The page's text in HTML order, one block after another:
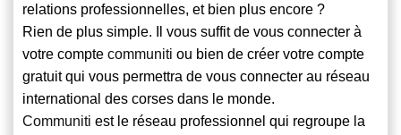
relations professionnelles, et bien plus encore ?
Rien de plus simple. Il vous suffit de vous connecter à
votre compte communiti ou bien de créer votre compte
gratuit qui vous permettra de vous connecter au réseau
international des corses dans le monde.
Communiti est le réseau professionnel qui regroupe la